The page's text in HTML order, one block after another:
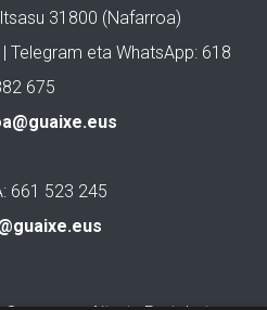
31800 (Nafarroa)
Telegram eta WhatsApp: 618
675
661 523 245